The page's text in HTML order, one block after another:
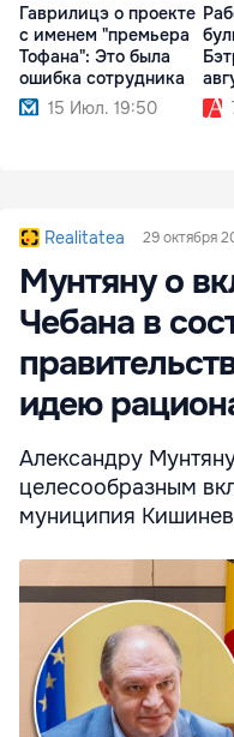
Гаврилицэ о проекте
с именем "премьера
Тофана": Это была
ошибка сотрудника
15 Июл. 19:50
Realitatea 29 октября
Мунтяну о
Чебана в
идею
Александру
целесообразным
муниципия Кишинев